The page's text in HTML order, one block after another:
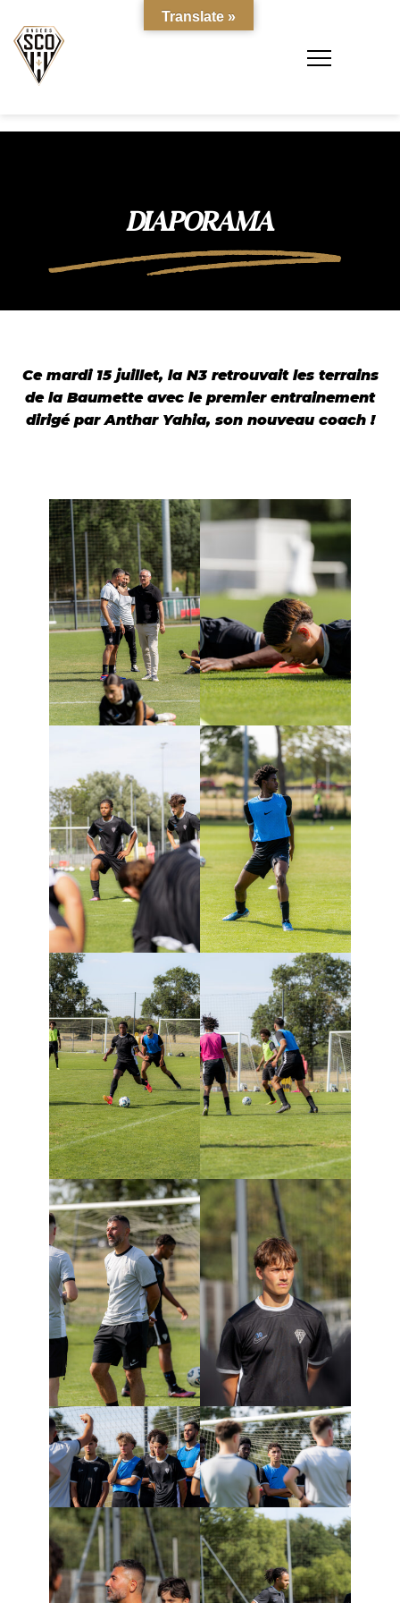
DIAPORAMA
Ce mardi 15 juillet, la N3 retrouvait les terrains
de la Baumette avec le premier entrainement
dirigé par Anthar Yahia, son nouveau coach !
Translate »